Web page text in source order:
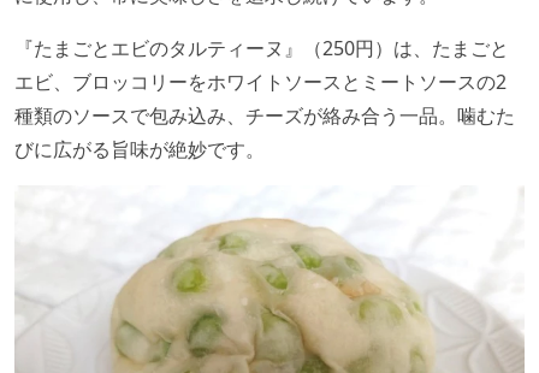
『たまごとエビのタルティーヌ』（250円）は、たまごと
エビ、ブロッコリーをホワイトソースとミートソースの2
種類のソースで包み込み、チーズが絡み合う一品。噛むた
びに広がる旨味が絶妙です。